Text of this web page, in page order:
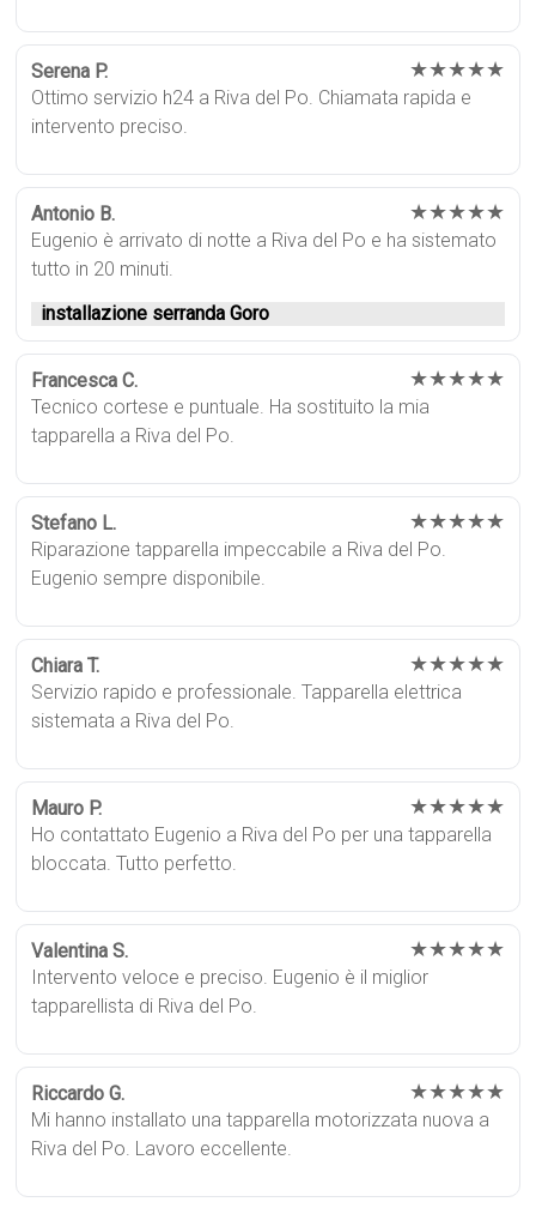
Serena P. ★★★★★
Ottimo servizio h24 a Riva del Po. Chiamata rapida e
intervento preciso.
Antonio B. ★★★★★
Eugenio è arrivato di notte a Riva del Po e ha sistemato
tutto in 20 minuti.
installazione serranda Goro
Francesca C. ★★★★★
Tecnico cortese e puntuale. Ha sostituito la mia
tapparella a Riva del Po.
Stefano L. ★★★★★
Riparazione tapparella impeccabile a Riva del Po.
Eugenio sempre disponibile.
Chiara T. ★★★★★
Servizio rapido e professionale. Tapparella elettrica
sistemata a Riva del Po.
Mauro P. ★★★★★
Ho contattato Eugenio a Riva del Po per una tapparella
bloccata. Tutto perfetto.
Valentina S. ★★★★★
Intervento veloce e preciso. Eugenio è il miglior
tapparellista di Riva del Po.
Riccardo G. ★★★★★
Mi hanno installato una tapparella motorizzata nuova a
Riva del Po. Lavoro eccellente.